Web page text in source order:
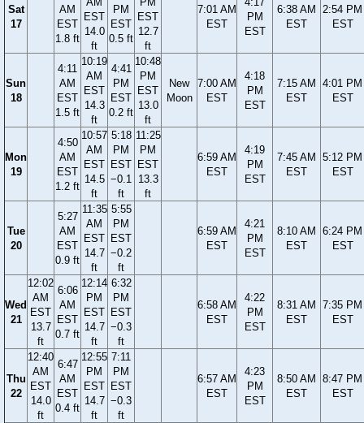
Sat
17
AM
EST
1.8 ft
EST
14.0
ft
PM
EST
0.5 ft
EST
12.7
ft
7:01 AM
EST
PM
EST
6:38 AM
EST
2:54 PM
EST
Sun
18
4:11
AM
EST
1.5 ft
10:19
AM
EST
14.3
ft
4:41
PM
EST
0.2 ft
10:48
PM
EST
13.0
ft
New
Moon
7:00 AM
EST
4:18
PM
EST
7:15 AM
EST
4:01 PM
EST
Mon
19
4:50
AM
EST
1.2 ft
10:57
AM
EST
14.5
ft
5:18
PM
EST
−0.1
ft
11:25
PM
EST
13.3
ft
6:59 AM
EST
4:19
PM
EST
7:45 AM
EST
5:12 PM
EST
Tue
20
5:27
AM
EST
0.9 ft
11:35
AM
EST
14.7
ft
5:55
PM
EST
−0.2
ft
6:59 AM
EST
4:21
PM
EST
8:10 AM
EST
6:24 PM
EST
Wed
21
12:02
AM
EST
13.7
ft
6:06
AM
EST
0.7 ft
12:14
PM
EST
14.7
ft
6:32
PM
EST
−0.3
ft
6:58 AM
EST
4:22
PM
EST
8:31 AM
EST
7:35 PM
EST
Thu
22
12:40
AM
EST
14.0
ft
6:47
AM
EST
0.4 ft
12:55
PM
EST
14.7
ft
7:11
PM
EST
−0.3
ft
6:57 AM
EST
4:23
PM
EST
8:50 AM
EST
8:47 PM
EST